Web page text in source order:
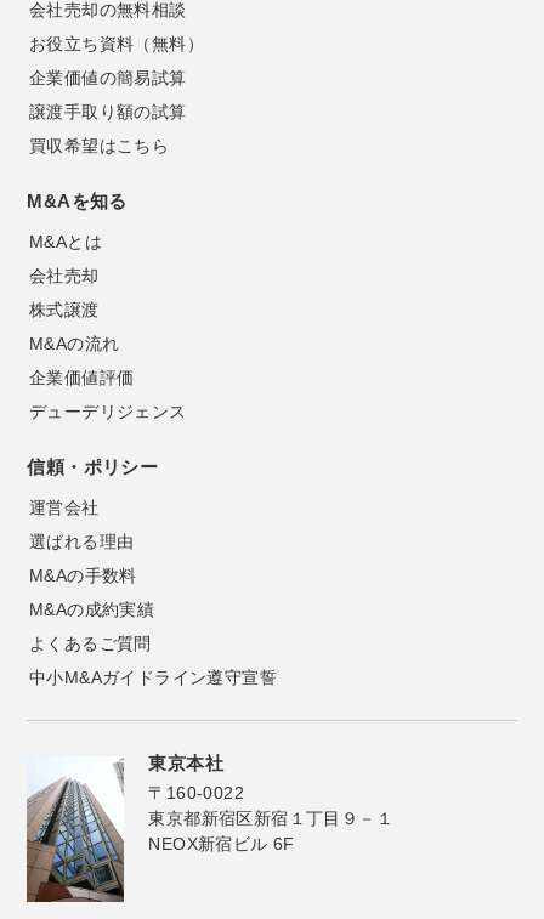
会社売却の無料相談
お役立ち資料（無料）
企業価値の簡易試算
譲渡手取り額の試算
買収希望はこちら
M&Aを知る
M&Aとは
会社売却
株式譲渡
M&Aの流れ
企業価値評価
デューデリジェンス
信頼・ポリシー
運営会社
選ばれる理由
M&Aの手数料
M&Aの成約実績
よくあるご質問
中小M&Aガイドライン遵守宣誓
東京本社
〒160-0022
東京都新宿区新宿１丁目９－１
NEOX新宿ビル 6F